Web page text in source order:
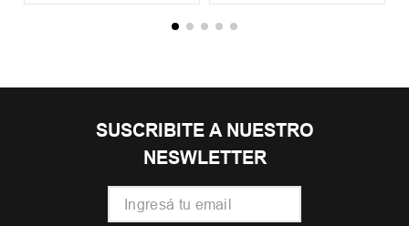
SUSCRIBITE A NUESTRO
NESWLETTER